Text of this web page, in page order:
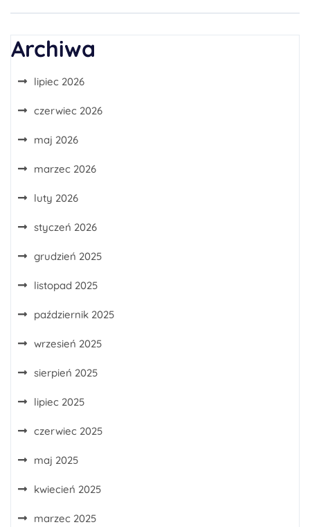
Archiwa
lipiec 2026
czerwiec 2026
maj 2026
marzec 2026
luty 2026
styczeń 2026
grudzień 2025
listopad 2025
październik 2025
wrzesień 2025
sierpień 2025
lipiec 2025
czerwiec 2025
maj 2025
kwiecień 2025
marzec 2025